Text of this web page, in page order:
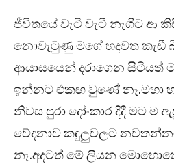
ජීවිතයේ වැටි වැටී නැගිට ආ
නොවැටුණු මගේ හදවත කැඩී
ආයාසයෙන් දරාගෙන සිටියත්
ඉන්නට එකඟ වුණේ නෑ.මහා
නිවස පුරා දෝංකාර දිදී මට ම
වේදනාව කඳුලුවලට
නෑ.අදටත් මේ ලියන